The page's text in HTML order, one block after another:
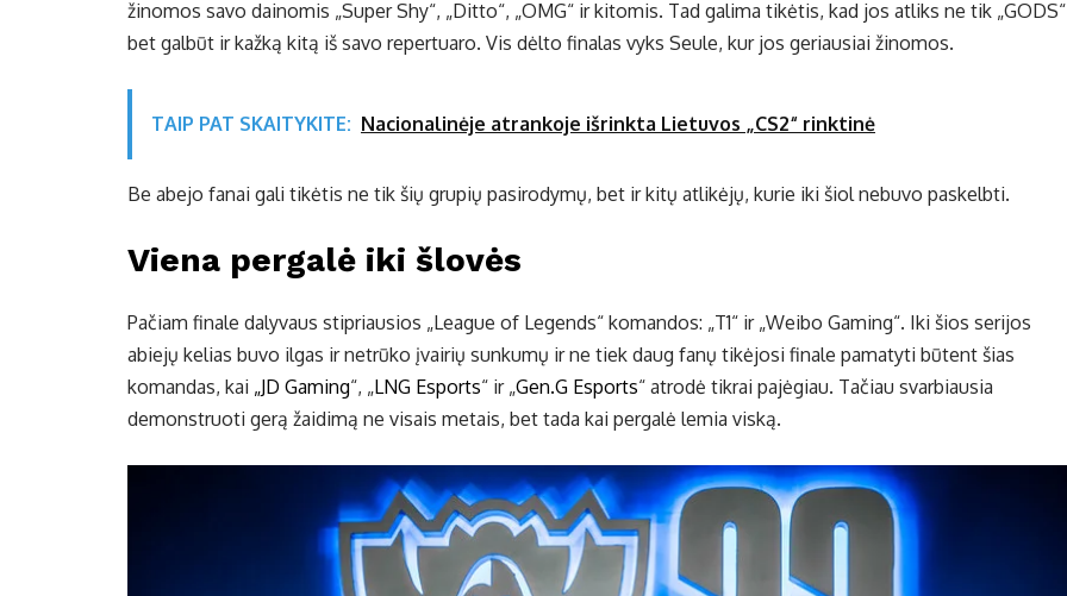
žinomos savo dainomis „Super Shy“, „Ditto“, „OMG“ ir kitomis. Tad galima tikėtis, kad jos atliks ne tik
bet galbūt ir kažką kitą iš savo repertuaro. Vis dėlto finalas vyks Seule, kur jos geriausiai žinomos.
TAIP PAT SKAITYKITE: Nacionalinėje atrankoje išrinkta Lietuvos „CS2“ rinktinė
Be abejo fanai gali tikėtis ne tik šių grupių pasirodymų, bet ir kitų atlikėjų, kurie iki šiol nebuvo paskelbti.
Viena pergalė iki šlovės
Pačiam finale dalyvaus stipriausios „League of Legends“ komandos: „T1“ ir „Weibo Gaming“. Iki šios serijos
abiejų kelias buvo ilgas ir netrūko įvairių sunkumų ir ne tiek daug fanų tikėjosi finale pamatyti būtent šias
komandas, kai „JD Gaming“, „LNG Esports“ ir „Gen.G Esports“ atrodė tikrai pajėgiau. Tačiau svarbiausia
demonstruoti gerą žaidimą ne visais metais, bet tada kai pergalė lemia viską.